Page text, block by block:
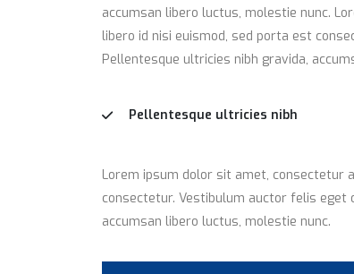
accumsan libero luctus, molestie nunc.
libero id nisi euismod, sed porta est
Pellentesque ultricies nibh gravida,
Pellentesque ultricies nibh
Lorem ipsum dolor sit amet, consectetur
consectetur. Vestibulum auctor felis eget
accumsan libero luctus, molestie nunc.